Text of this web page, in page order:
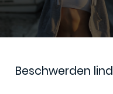
Beschwerden